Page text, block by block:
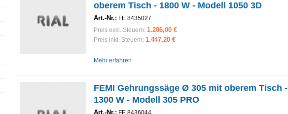
oberem Tisch - 1800 W - Modell 1050 3D
Art.-Nr.: FE 8435027
Preis exkl. Steuern: 1.206,00 €
Preis inkl. Steuern: 1.447,20 €
Mehr erfahren
FEMI Gehrungssäge Ø 305 mit oberem Tisch -
1300 W - Modell 305 PRO
Art.-Nr.: